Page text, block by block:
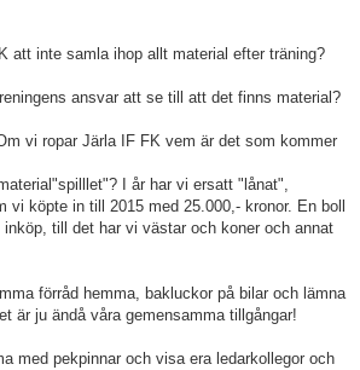
att inte samla ihop allt material efter träning?
ansvar att se till att det finns material?
vi ropar Järla IF FK vem är det som kommer
I år har vi ersatt "lånat",
vi köpte in till 2015 med 25.000,- kronor. En boll
inköp, till det har vi västar och koner och annat
förråd hemma, bakluckor på bilar och lämna
är ju ändå våra gemensamma tillgångar!
med pekpinnar och visa era ledarkollegor och